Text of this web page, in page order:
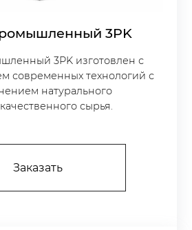
3PK
3PK изготовлен с
современных технологий с
натурального
сырья.
Заказать